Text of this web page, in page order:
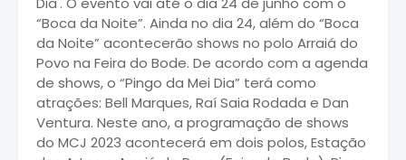
“Boca da Noite”. Ainda no dia 24, além do “Boca
da Noite” acontecerão shows no polo Arraiá do
Povo na Feira do Bode. De acordo com a agenda
de shows, o “Pingo da Mei Dia” terá como
atrações: Bell Marques, Raí Saia Rodada e Dan
Ventura. Neste ano, a programação de shows
do MCJ 2023 acontecerá em dois polos, Estação